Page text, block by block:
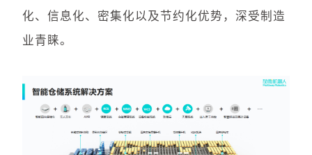
化、信息化、密集化以及节约化优势，深受制造
业青睐。